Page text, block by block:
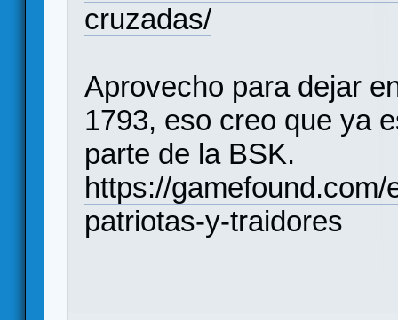
cruzadas/
Aprovecho para dejar
1793, eso creo que ya
parte de la BSK.
https://
patriotas-y-traidores